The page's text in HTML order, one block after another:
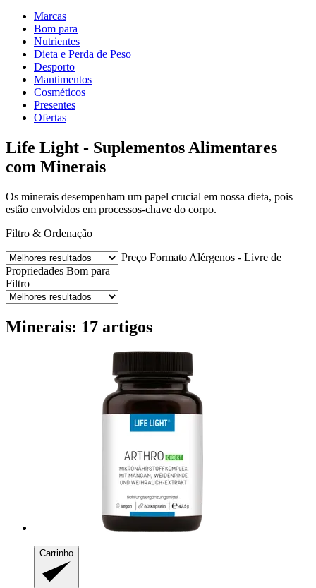
Marcas
Bom para
Nutrientes
Dieta e Perda de Peso
Desporto
Mantimentos
Cosméticos
Presentes
Ofertas
Life Light - Suplementos Alimentares
com Minerais
Os minerais desempenham um papel crucial em nossa dieta, pois
estão envolvidos em processos-chave do corpo.
Filtro & Ordenação
Preço Formato Alérgenos - Livre de
Propriedades Bom para
Filtro
Minerais: 17 artigos
Carrinho